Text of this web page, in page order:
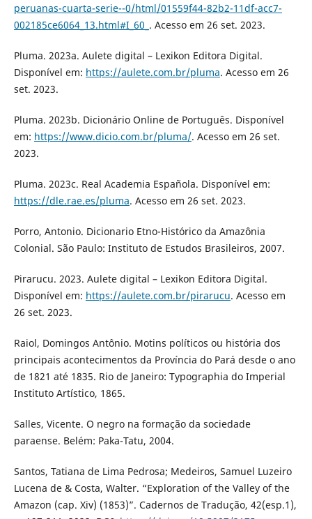
peruanas-cuarta-serie--0/html/01559f44-82b2-11df-acc7-
002185ce6064_13.html#I_60_ . Acesso em 26 set. 2023.
Pluma. 2023a. Aulete digital – Lexikon Editora Digital.
Disponível em: https://aulete.com.br/pluma. Acesso em 26
set. 2023.
Pluma. 2023b. Dicionário Online de Português. Disponível
em: https://www.dicio.com.br/pluma/. Acesso em 26 set.
2023.
Pluma. 2023c. Real Academia Española. Disponível em:
https://dle.rae.es/pluma. Acesso em 26 set. 2023.
Porro, Antonio. Dicionario Etno-Histórico da Amazônia
Colonial. São Paulo: Instituto de Estudos Brasileiros, 2007.
Pirarucu. 2023. Aulete digital – Lexikon Editora Digital.
Disponível em: https://aulete.com.br/pirarucu. Acesso em
26 set. 2023.
Raiol, Domingos Antônio. Motins políticos ou história dos
principais acontecimentos da Província do Pará desde o ano
de 1821 até 1835. Rio de Janeiro: Typographia do Imperial
Instituto Artístico, 1865.
Salles, Vicente. O negro na formação da sociedade
paraense. Belém: Paka-Tatu, 2004.
Santos, Tatiana de Lima Pedrosa; Medeiros, Samuel Luzeiro
Lucena de & Costa, Walter. “Exploration of the Valley of the
Amazon (cap. Xiv) (1853)”. Cadernos de Tradução, 42(esp.1),